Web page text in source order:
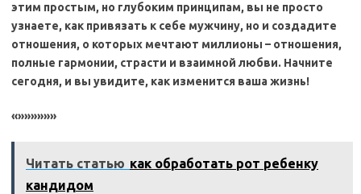
этим простым, но глубоким принципам, вы не просто
узнаете, как привязать к себе мужчину, но и создадите
отношения, о которых мечтают миллионы – отношения,
полные гармонии, страсти и взаимной любви. Начните
сегодня, и вы увидите, как изменится ваша жизнь!
«»»»»»»
Читать статью как обработать рот ребенку
кандидом